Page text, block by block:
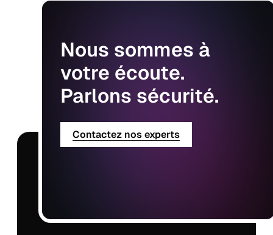
Nous sommes à
votre écoute.
Parlons sécurité.
Contactez nos experts